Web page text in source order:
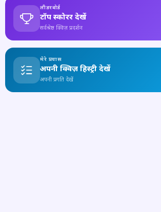
लीडरबोर्ड
टॉप स्कोरर देखें
सर्वश्रेष्ठ क्विज़ प्रदर्शन
मेरे प्रयास
अपनी क्विज़ हिस्ट्री देखें
अपनी प्रगति देखें